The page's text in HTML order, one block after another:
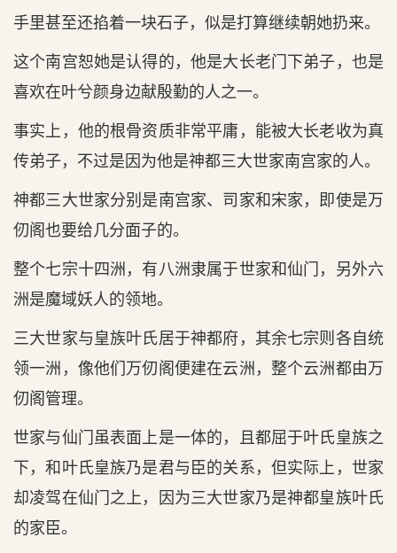
手里甚至还掐着一块石子，似是打算继续朝她扔来。
这个南宫恕她是认得的，他是大长老门下弟子，也是
喜欢在叶兮颜身边献殷勤的人之一。
事实上，他的根骨资质非常平庸，能被大长老收为真
传弟子，不过是因为他是神都三大世家南宫家的人。
神都三大世家分别是南宫家、司家和宋家，即使是万
仞阁也要给几分面子的。
整个七宗十四洲，有八洲隶属于世家和仙门，另外六
洲是魔域妖人的领地。
三大世家与皇族叶氏居于神都府，其余七宗则各自统
领一洲，像他们万仞阁便建在云洲，整个云洲都由万
仞阁管理。
世家与仙门虽表面上是一体的，且都屈于叶氏皇族之
下，和叶氏皇族乃是君与臣的关系，但实际上，世家
却凌驾在仙门之上，因为三大世家乃是神都皇族叶氏
的家臣。